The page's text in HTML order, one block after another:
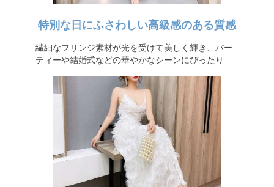
特別な日にふさわしい高級感のある質感
繊細なフリンジ素材が光を受けて美しく輝き、パー
ティーや結婚式などの華やかなシーンにぴったり